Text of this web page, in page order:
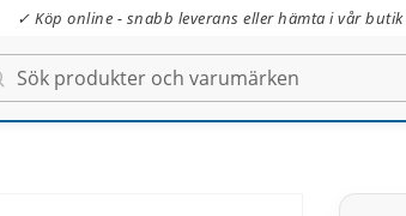
✓ Köp online - snabb leverans eller hämta i vår butik